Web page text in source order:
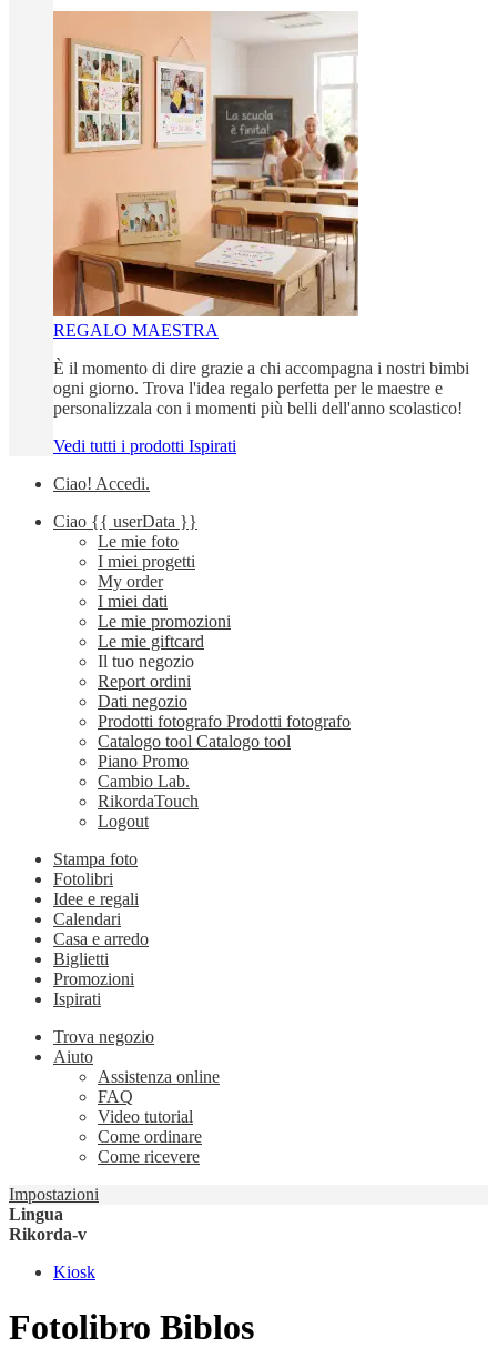
REGALO MAESTRA
È il momento di dire grazie a chi accompagna i nostri bimbi
ogni giorno. Trova l'idea regalo perfetta per le maestre e
personalizzala con i momenti più belli dell'anno scolastico!
Vedi tutti i prodotti Ispirati
Ciao! Accedi.
Ciao {{ userData }}
Le mie foto
I miei progetti
My order
I miei dati
Le mie promozioni
Le mie giftcard
Il tuo negozio
Report ordini
Dati negozio
Prodotti fotografo Prodotti fotografo
Catalogo tool Catalogo tool
Piano Promo
Cambio Lab.
RikordaTouch
Logout
Stampa foto
Fotolibri
Idee e regali
Calendari
Casa e arredo
Biglietti
Promozioni
Ispirati
Trova negozio
Aiuto
Assistenza online
FAQ
Video tutorial
Come ordinare
Come ricevere
Impostazioni
Lingua
Rikorda-v
Kiosk
Fotolibro Biblos